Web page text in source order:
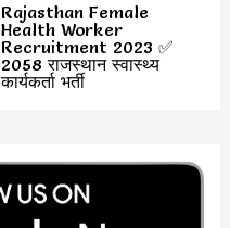
Rajasthan Female
Health Worker
Recruitment 2023 ✅
2058 राजस्थान स्वास्थ्य
कार्यकर्ता भर्ती